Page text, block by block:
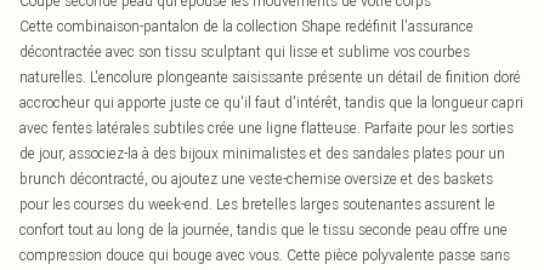
Cette combinaison-pantalon de la collection Shape redéfinit l'assurance
décontractée avec son tissu sculptant qui lisse et sublime vos courbes
naturelles. L'encolure plongeante saisissante présente un détail de finition doré
accrocheur qui apporte juste ce qu'il faut d'intérêt, tandis que la longueur capri
avec fentes latérales subtiles crée une ligne flatteuse. Parfaite pour les sorties
de jour, associez-la à des bijoux minimalistes et des sandales plates pour un
brunch décontracté, ou ajoutez une veste-chemise oversize et des baskets
pour les courses du week-end. Les bretelles larges soutenantes assurent le
confort tout au long de la journée, tandis que le tissu seconde peau offre une
compression douce qui bouge avec vous. Cette pièce polyvalente passe sans